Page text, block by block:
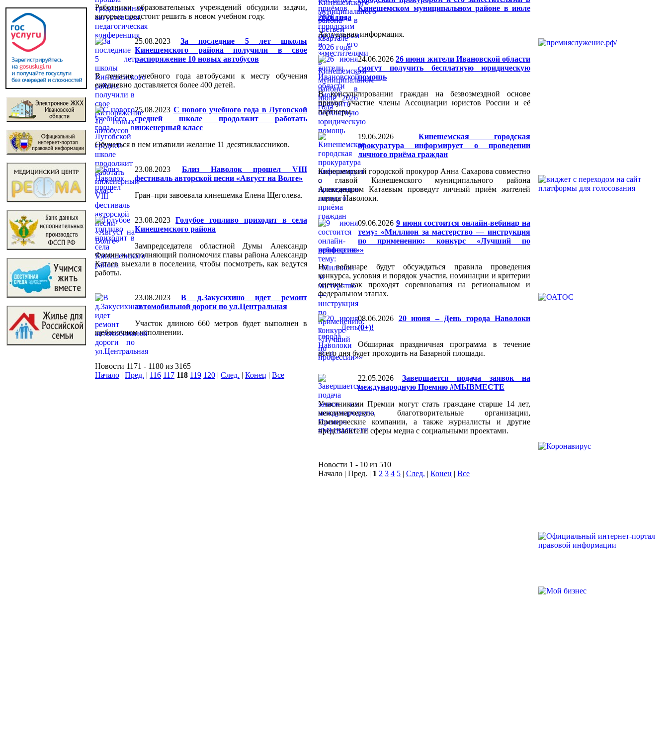
Работники образовательных учреждений обсудили задачи,
которые предстоит решить в новом учебном году.
25.08.2023
За последние 5 лет школы
Кинешемского района получили в свое
распоряжение 10 новых автобусов
В течение учебного года автобусами к месту обучения
ежедневно доставляется более 400 детей.
25.08.2023 С нового учебного года в Луговской
средней школе продолжит работать
инженерный класс
Обучаться в нем изъявили желание 11 десятиклассников.
23.08.2023
Близ Наволок прошел VIII
фестиваль авторской песни «Август на Волге»
Гран–при завоевала кинешемка Елена Щеголева.
23.08.2023
Голубое топливо приходит в села
Кинешемского района
Зампредседателя областной Думы Александр
Фомин и исполняющий полномочия главы района Александр
Катаев выехали в поселения, чтобы посмотреть, как ведутся
работы.
23.08.2023
В д.Закусихино идет ремонт
автомобильной дороги по ул.Центральная
Участок длиною 660 метров будет выполнен в
щебеночном исполнении.
Новости 1171 - 1180 из 3165
Начало | Пред. | 116 117 118 119 120 | След. | Конец | Все
Кинешемском муниципальном районе в июле
2026 года
Актуальная информация.
24.06.2026 26 июня жители Ивановской области
смогут получить бесплатную юридическую
помощь
В консультировании граждан на безвозмездной основе
примут участие члены Ассоциации юристов России и её
партнеры.
19.06.2026
Кинешемская городская
прокуратура информирует о проведении
личного приёма граждан
Кинешемский городской прокурор Анна Сахарова совместно
с главой Кинешемского муниципального района
Александром Катаевым проведут личный приём жителей
города Наволоки.
09.06.2026 9 июня состоится онлайн-вебинар на
тему: «Миллион за мастерство — инструкция
по применению: конкурс «Лучший по
профессии»»
На вебинаре будут обсуждаться правила проведения
конкурса, условия и порядок участия, номинации и критерии
оценки, как проходят соревнования на региональном и
федеральном этапах.
08.06.2026 20 июня – День города Наволоки
(0+)!
Обширная праздничная программа в течение
всего дня будет проходить на Базарной площади.
22.05.2026
Завершается подача заявок на
международную Премию #МЫВМЕСТЕ
Участниками Премии могут стать граждане старше 14 лет,
некоммерческие, благотворительные организации,
коммерческие компании, а также журналисты и другие
представители сферы медиа с социальными проектами.
Новости 1 - 10 из 510
Начало | Пред. | 1 2 3 4 5 | След. | Конец | Все